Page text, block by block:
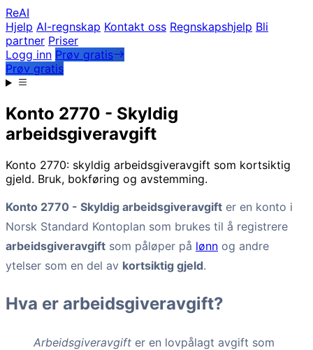
ReAI
Hjelp AI-regnskap Kontakt oss Regnskapshjelp Bli
partner Priser
Logg inn Prøv gratis
Prøv gratis
Konto 2770 - Skyldig
arbeidsgiveravgift
Konto 2770: skyldig arbeidsgiveravgift som kortsiktig
gjeld. Bruk, bokføring og avstemming.
Konto 2770 - Skyldig arbeidsgiveravgift er en konto i
Norsk Standard Kontoplan som brukes til å registrere
arbeidsgiveravgift som påløper på lønn og andre
ytelser som en del av kortsiktig gjeld.
Hva er arbeidsgiveravgift?
Arbeidsgiveravgift er en lovpålagt avgift som